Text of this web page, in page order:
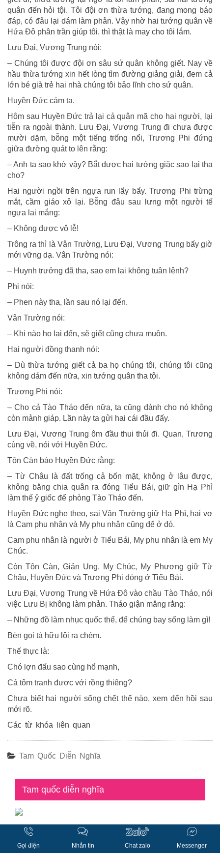
quân đến hỏi tội. Tôi đội ơn thừa tướng, đang mong báo
đáp, có đâu lại dám làm phản. Vậy nhờ hai tướng quân về
Hứa Đô phân trần giúp tôi, thì thật là may cho tôi lắm.
Lưu Đại, Vương Trung nói:
– Chúng tôi được đội ơn sâu sứ quân không giết. Nay về
hầu thừa tướng xin hết lòng tìm đường giảng giải, đem cả
lớn bé già trẻ hai nhà chúng tôi bảo lĩnh cho sứ quân.
Huyền Đức cảm tạ.
Hôm sau Huyền Đức trả lại cả quân mã cho hai người, lại
tiễn ra ngoài thành. Lưu Đại, Vương Trung đi chưa được
mười dặm, bỗng một tiếng trống nổi, Trương Phi đứng
giữa đường quát to lên rằng:
– Anh ta sao khờ vậy? Bắt được hai tướng giặc sao lại tha
cho?
Hai người ngồi trên ngựa run lẩy bẩy. Trương Phi trừng
mắt, cầm giáo xô lại. Bỗng đâu sau lưng một người tế
ngựa lại mắng:
– Không được vô lễ!
Trông ra thì là Vân Trường, Lưu Đại, Vương Trung bấy giờ
mới vững dạ. Vân Trường nói:
– Huynh trưởng đã tha, sao em lại không tuân lệnh?
Phi nói:
– Phen này tha, lần sau nó lại đến.
Vân Trường nói:
– Khi nào họ lại đến, sẽ giết cũng chưa muộn.
Hai người đồng thanh nói:
– Dù thừa tướng giết cả ba họ chúng tôi, chúng tôi cũng
không dám đến nữa, xin tướng quân tha tội.
Trương Phi nói:
– Cho cả Tào Tháo đến nữa, ta cũng đánh cho nó không
còn mảnh giáp. Lần này ta gửi hai cái đầu đấy.
Lưu Đại, Vương Trung ôm đầu thui thủi đi. Quan, Trương
cùng về, nói với Huyền Đức.
Tôn Càn bảo Huyền Đức rằng:
– Từ Châu là đất trống cả bốn mặt, không ở lâu được,
không bằng chia quân ra đóng Tiểu Bái, giữ gìn Hạ Phì
làm thế ỷ giốc để phòng Tào Tháo đến.
Huyền Đức nghe theo, sai Vân Trường giữ Hạ Phì, hai vợ
là Cam phu nhân và My phu nhân cũng để ở đó.
Cam phu nhân là người ở Tiểu Bái, My phu nhân là em My
Chúc.
Còn Tôn Càn, Giản Ung, My Chúc, My Phương giữ Từ
Châu, Huyền Đức và Trương Phi đóng ở Tiểu Bái.
Lưu Đại, Vương Trung về Hứa Đô vào chầu Tào Tháo, nói
việc Lưu Bị không làm phản. Tháo giận mắng rằng:
– Những đồ làm nhục quốc thể, để chúng bay sống làm gì!
Bèn gọi tả hữu lôi ra chém.
Thế thực là:
Chó lợn đấu sao cùng hổ mạnh,
Cá tôm tranh được với rồng thiêng?
Chưa biết hai người sống chết thế nào, xem đến hồi sau
mới rõ.
Các từ khóa liên quan
Tam Quốc Diễn Nghĩa
Tam quốc diễn nghĩa
Gọi điện Nhắn tin Chat zalo Messenger